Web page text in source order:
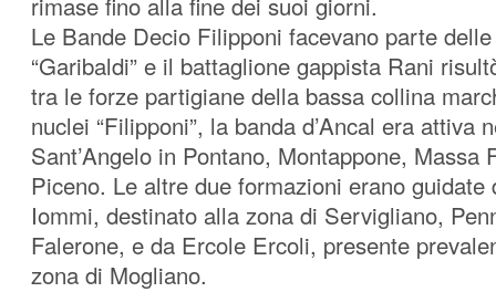
Le Bande Decio Filipponi facevano parte
“Garibaldi” e il battaglione gappista Rani
tra le forze partigiane della bassa collina
nuclei “Filipponi”, la banda d’Ancal era attiva
Sant’Angelo in Pontano, Montappone, Massa
Piceno. Le altre due formazioni erano guidate
Iommi, destinato alla zona di Servigliano,
Falerone, e da Ercole Ercoli, presente
zona di Mogliano.